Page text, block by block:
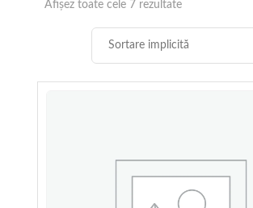
Afișez toate cele 7 rezultate